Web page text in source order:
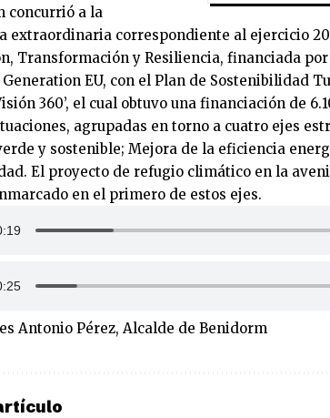
concurrió a la
extraordinaria correspondiente al ejercicio
Transformación y Resiliencia, financiada
EU, con el Plan de Sostenibilidad
360’, el cual obtuvo una financiación de
agrupadas en torno a cuatro ejes
y sostenible; Mejora de la eficiencia
El proyecto de refugio climático en la
en el primero de estos ejes.
Antonio Pérez, Alcalde de Benidorm